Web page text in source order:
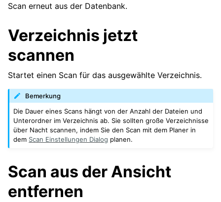
Scan erneut aus der Datenbank.
Verzeichnis jetzt
scannen
Startet einen Scan für das ausgewählte Verzeichnis.
Bemerkung
Die Dauer eines Scans hängt von der Anzahl der Dateien und
Unterordner im Verzeichnis ab. Sie sollten große Verzeichnisse
über Nacht scannen, indem Sie den Scan mit dem Planer in
dem Scan Einstellungen Dialog planen.
Scan aus der Ansicht
entfernen